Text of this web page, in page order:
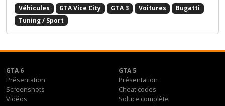
Véhicules GTA Vice City GTA 3 Voitures
Bugatti
Tuning / Sport
GTA 6
Présentation
Screenshots
Vidéos
GTA 5
Présentation
Cheat codes
Soluce complète